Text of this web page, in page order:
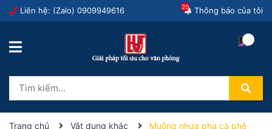
Liên hệ: (Zalo) 0909949616 Thông báo của tôi
20
Trang chủ Vật dụng khác Muỗng nhựa pha cà phê